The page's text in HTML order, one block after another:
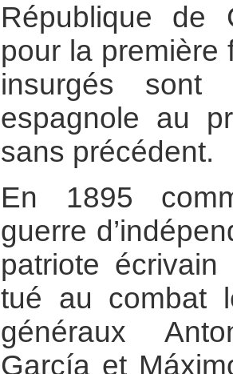
République de
pour la première
insurgés sont
espagnole au
sans précédent.
En 1895
guerre
patriote
tué au combat
généraux
García et